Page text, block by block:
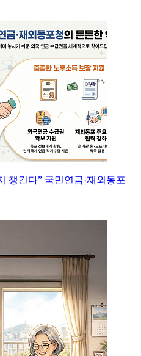
챙긴다” 국민연금·재외동포